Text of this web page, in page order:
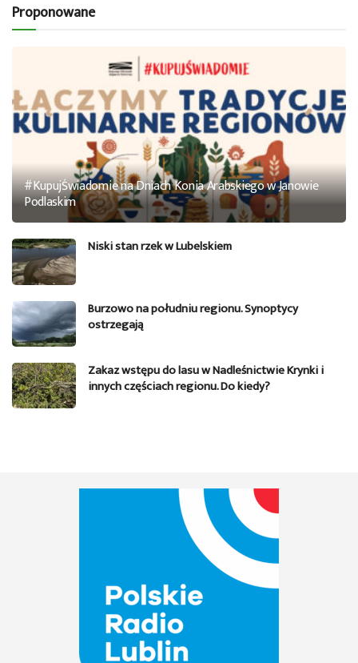
Proponowane
#KupujŚwiadomie na Dniach Konia Arabskiego w Janowie
Podlaskim
Niski stan rzek w Lubelskiem
Burzowo na południu regionu. Synoptycy
ostrzegają
Zakaz wstępu do lasu w Nadleśnictwie Krynki i
innych częściach regionu. Do kiedy?